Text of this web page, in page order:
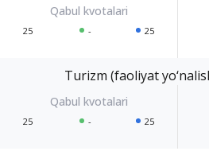
25 - 25
Turizm (faoliyat
25 - 25